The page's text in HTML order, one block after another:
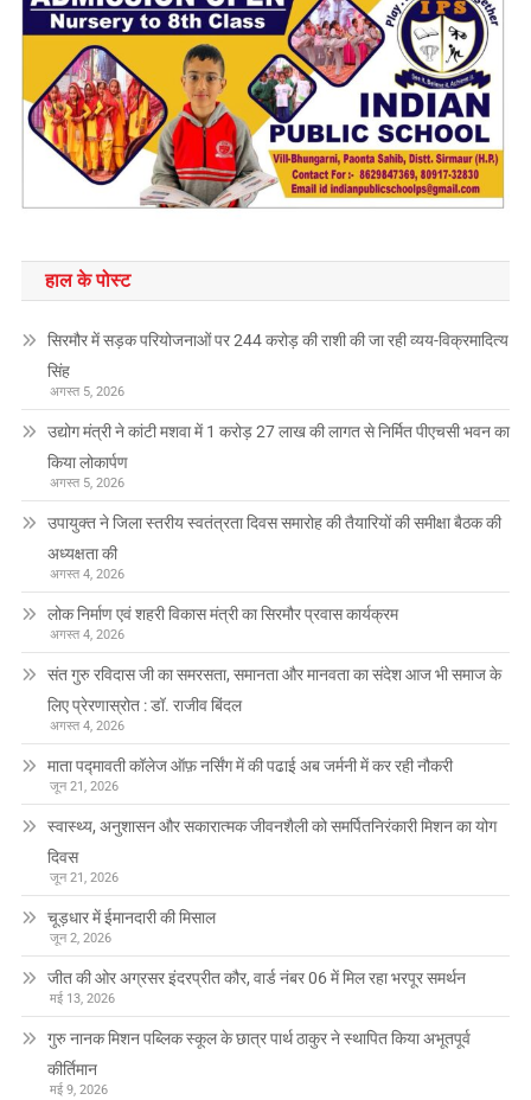
हाल के पोस्ट
सिरमौर में सड़क परियोजनाओं पर 244 करोड़ की राशी की जा रही व्यय-विक्रमादित्य
सिंह
अगस्त 5, 2026
उद्योग मंत्री ने कांटी मशवा में 1 करोड़ 27 लाख की लागत से निर्मित पीएचसी भवन का
किया लोकार्पण
अगस्त 5, 2026
उपायुक्त ने जिला स्तरीय स्वतंत्रता दिवस समारोह की तैयारियों की समीक्षा बैठक की
अध्यक्षता की
अगस्त 4, 2026
लोक निर्माण एवं शहरी विकास मंत्री का सिरमौर प्रवास कार्यक्रम
अगस्त 4, 2026
संत गुरु रविदास जी का समरसता, समानता और मानवता का संदेश आज भी समाज के
लिए प्रेरणास्रोत : डॉ. राजीव बिंदल
अगस्त 4, 2026
माता पद्मावती कॉलेज ऑफ़ नर्सिंग में की पढाई अब जर्मनी में कर रही नौकरी
जून 21, 2026
स्वास्थ्य, अनुशासन और सकारात्मक जीवनशैली को समर्पितनिरंकारी मिशन का योग
दिवस
जून 21, 2026
चूड़धार में ईमानदारी की मिसाल
जून 2, 2026
जीत की ओर अग्रसर इंदरप्रीत कौर, वार्ड नंबर 06 में मिल रहा भरपूर समर्थन
मई 13, 2026
गुरु नानक मिशन पब्लिक स्कूल के छात्र पार्थ ठाकुर ने स्थापित किया अभूतपूर्व
कीर्तिमान
मई 9, 2026